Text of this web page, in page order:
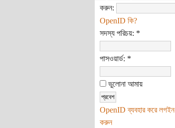
করুন:
OpenID কি?
সদস্য পরিচয়: *
পাসওয়ার্ড: *
ভুলোনা আমায়
OpenID ব্যবহার করে লগইন
করুন